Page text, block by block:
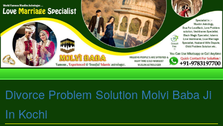
Divorce Problem Solution Molvi Baba Ji
In Kochi